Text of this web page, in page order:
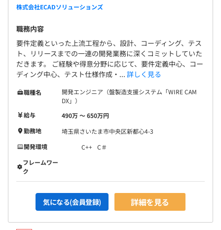
株式会社ECADソリューションズ
職務内容
要件定義といった上流工程から、設計、コーディング、テス
ト、リリースまでの一連の開発業務に深くコミットしていた
だきます。 ご経験や得意分野に応じて、要件定義中心、コー
ディング中心、テスト仕様作成・... 詳しく見る
職種名
開発エンジニア（盤製造支援システム「WIRE CAM
DX」）
給与
490万 〜 650万円
勤務地
埼玉県さいたま市中央区新都心4-3
開発環境
C++ C＃
フレームワー
ク
気になる(会員登録) 詳細を見る